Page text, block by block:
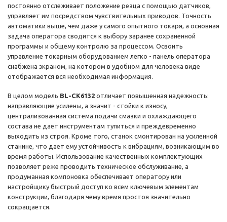
постоянно отслеживает положение резца с помощью датчиков,
управляет им посредством чувствительных приводов. Точность
автоматики выше, чем даже у самого опытного токаря, а основная
задача оператора сводится к выбору заранее сохраненной
программы и общему контролю за процессом. Освоить
управление токарным оборудованием легко - панель оператора
снабжена экраном, на котором в удобном для человека виде
отображается вся необходимая информация.
В целом модель BL-CK6132 отличает повышенная надежность:
направляющие усилены, а значит - стойки к износу,
централизованная система подачи смазки и охлаждающего
состава не дает инструментам тупиться и преждевременно
выходить из строя. Кроме того, станок смонтирован на усиленной
станине, что дает ему устойчивость к вибрациям, возникающим во
время работы. Использование качественных комплектующих
позволяет реже проводить техническое обслуживание, а
продуманная компоновка обеспечивает оператору или
настройщику быстрый доступ ко всем ключевым элементам
конструкции, благодаря чему время простоя значительно
сокращается.